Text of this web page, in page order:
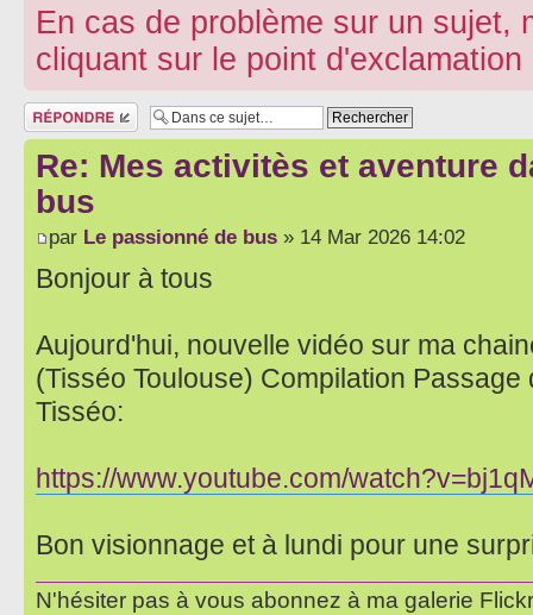
En cas de problème sur un sujet,
cliquant sur le point
Répondre
Re: Mes activitès et aventure
bus
par Le passionné de bus » 14 Mar 2026 14:02
Bonjour à tous
Aujourd'hui, nouvelle vidéo sur ma
(Tisséo Toulouse) Compilation
Tisséo:
https://www.youtube.com/
Bon visionnage et à lundi pour une
N'hésiter pas à vous abonnez à ma galerie